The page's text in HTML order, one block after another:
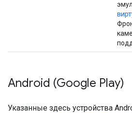
Android (Google Play)
Указанные здесь устройства